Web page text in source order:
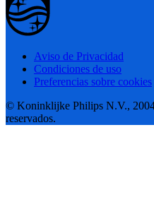
Aviso de Privacidad
Condiciones de uso
Preferencias sobre cookies
© Koninklijke Philips N.V.,
reservados.